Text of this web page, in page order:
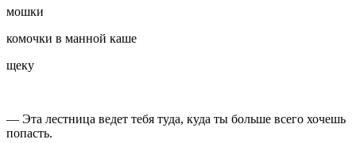
мошки
комочки в манной каше
щеку
— Эта лестница ведет тебя туда, куда ты больше всего хочешь
попасть.